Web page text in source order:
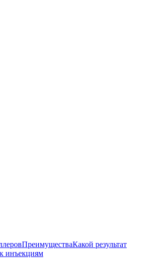
ПреимуществаКакой результат
инъекциям